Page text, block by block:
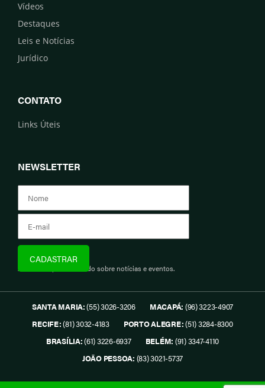
Vídeos
Destaques
Leis e Notícias
Jurídico
CONTATO
Links Úteis
NEWSLETTER
Assine e fique informado sobre notícias e eventos.
SANTA MARIA:(55) 3026-3206 MACAPÁ: (96) 3223-4907
RECIFE:(81) 3032-4183 PORTO ALEGRE:(51) 3284-8300
BRASÍLIA:(61) 3226-6937 BELÉM: (91) 3347-4110
JOÃO PESSOA: (83) 3021-5737